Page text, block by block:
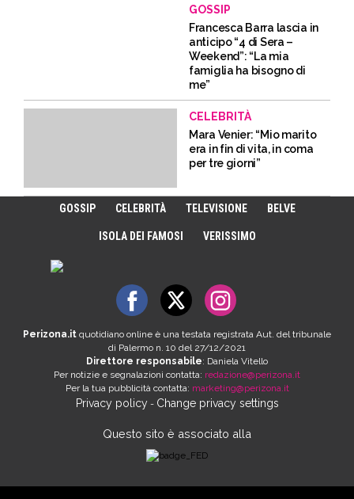
GOSSIP
Francesca Barra lascia in
anticipo “4 di Sera –
Weekend”: “La mia
famiglia ha bisogno di
me”
CELEBRITÀ
Mara Venier: “Mio marito
era in fin di vita, in coma
per tre giorni”
GOSSIP CELEBRITÀ TELEVISIONE BELVE
ISOLA DEI FAMOSI VERISSIMO
Perizona.it quotidiano online è una testata registrata Aut. del tribunale
di Palermo n. 10 del 27/12/2021
Direttore responsabile: Daniela Vitello
Per notizie e segnalazioni contatta: redazione@perizona.it
Per la tua pubblicità contatta: marketing@perizona.it
Privacy policy- Change privacy settings
Questo sito è associato alla